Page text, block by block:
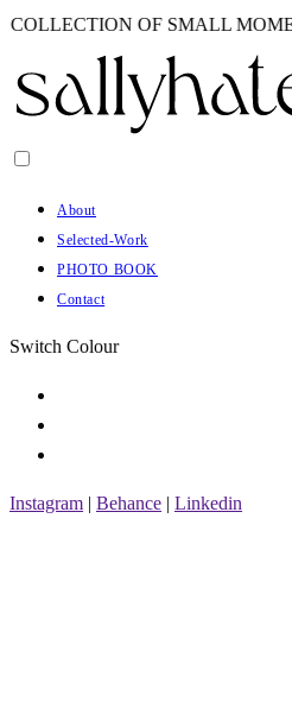
OF SMALL MOMENTS
About
Selected-Work
PHOTO BOOK
Contact
Switch Colour
Instagram | Behance | Linkedin